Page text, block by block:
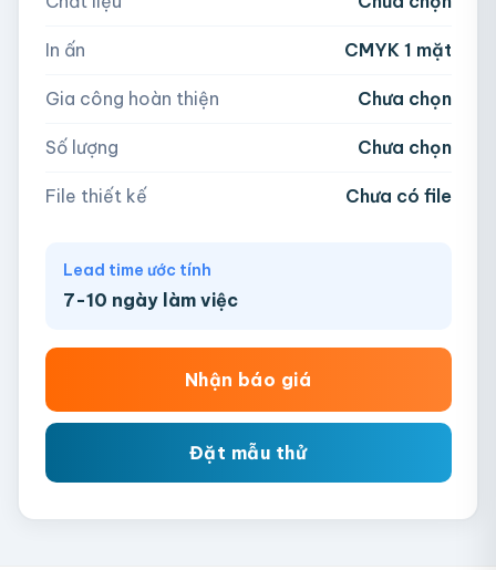
Hoặc nhập số lượng:
− + hộp
AI, PDF, EPS, PSD, PNG, JPG (tối đa 50MB)
In ấn CMYK 1 mặt
Gia công hoàn thiện Chưa chọn
Số lượng Chưa chọn
File thiết kế Chưa có file
Lead time ước tính
7-10 ngày làm việc
Nhận báo giá
Đặt mẫu thử